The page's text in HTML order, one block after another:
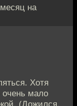
на
Хотя
мало
(Дожился,